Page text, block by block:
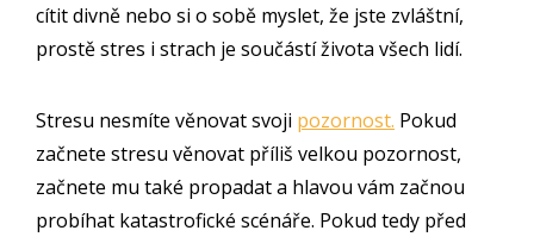
cítit divně nebo si o sobě myslet, že jste zvláštní,
prostě stres i strach je součástí života všech lidí.
Stresu nesmíte věnovat svoji pozornost. Pokud
začnete stresu věnovat příliš velkou pozornost,
začnete mu také propadat a hlavou vám začnou
probíhat katastrofické scénáře. Pokud tedy před